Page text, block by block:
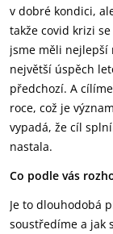
v dobré kondici,
takže covid krizi
jsme měli nejlepší
největší úspěch
předchozí. A
roce, což je
vypadá, že cíl
nastala.
Co podle vás
Je to dlouhodobá
soustředíme a jak